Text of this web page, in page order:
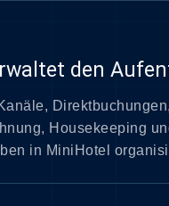
den
Housekeeping
in MiniHotel